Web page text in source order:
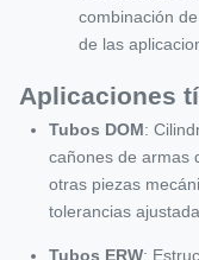
combinación
de las
Aplicaciones
Tubos DOM:
cañones de armas
otras piezas
tolerancias
Tubos ERW: